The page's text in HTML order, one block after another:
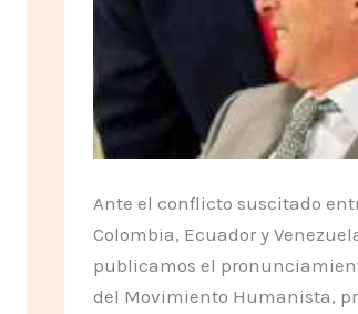
Ante el conflicto suscitado
Colombia, Ecuador y
publicamos el
del Movimiento Humanista,